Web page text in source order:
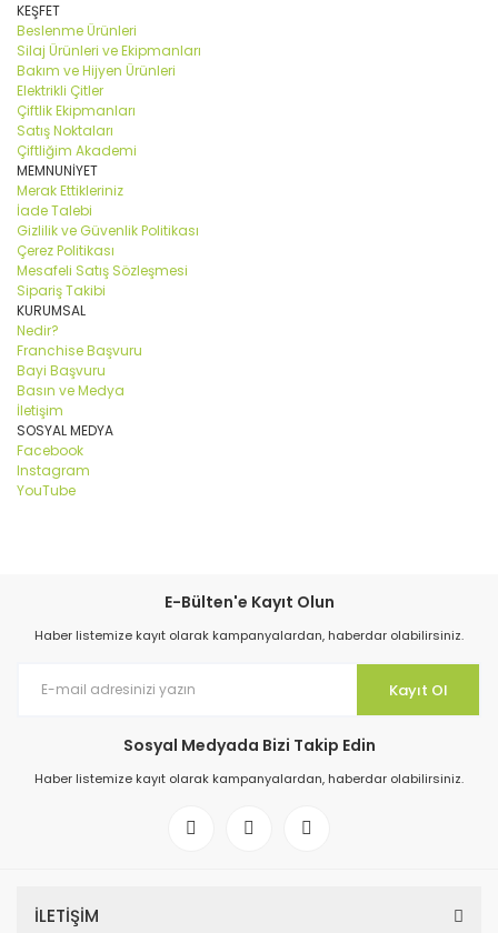
KEŞFET
Beslenme Ürünleri
Silaj Ürünleri ve Ekipmanları
Bakım ve Hijyen Ürünleri
Elektrikli Çitler
Çiftlik Ekipmanları
Satış Noktaları
Çiftliğim Akademi
MEMNUNİYET
Merak Ettikleriniz
İade Talebi
Gizlilik ve Güvenlik Politikası
Çerez Politikası
Mesafeli Satış Sözleşmesi
Sipariş Takibi
KURUMSAL
Nedir?
Franchise Başvuru
Bayi Başvuru
Basın ve Medya
İletişim
SOSYAL MEDYA
Facebook
Instagram
YouTube
E-Bülten'e Kayıt Olun
Haber listemize kayıt olarak kampanyalardan, haberdar olabilirsiniz.
Kayıt Ol
Sosyal Medyada Bizi Takip Edin
Haber listemize kayıt olarak kampanyalardan, haberdar olabilirsiniz.
İLETİŞİM